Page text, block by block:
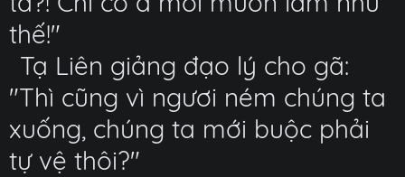
thế!"
Tạ Liên giảng đạo lý cho gã:
"Thì cũng vì ngươi ném chúng ta
xuống, chúng ta mới buộc phải
tự vệ thôi?"